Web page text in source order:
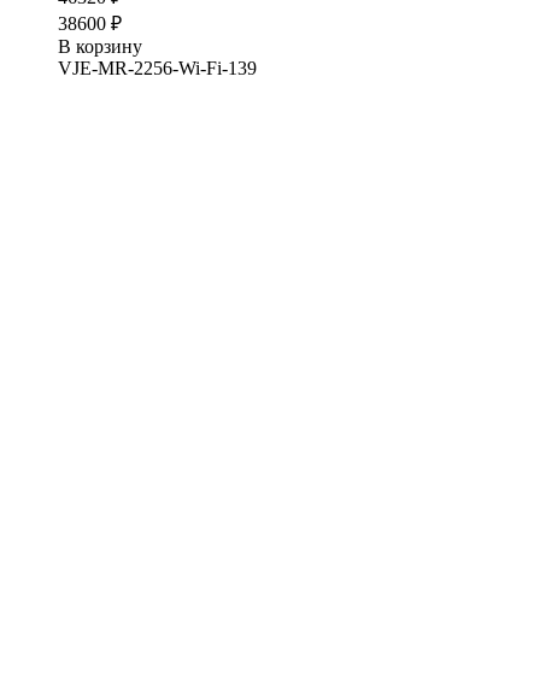
38600 ₽
В корзину
VJE-MR-2256-Wi-Fi-139